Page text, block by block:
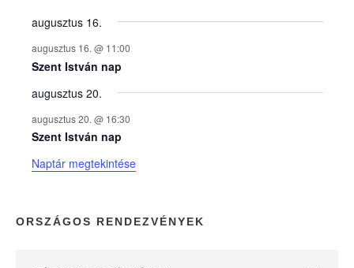
y
e
k
n
a
p
augusztus 16.
augusztus 16. @ 11:00
Szent István nap
augusztus 20.
augusztus 20. @ 16:30
Szent István nap
Naptár megtekintése
ORSZÁGOS RENDEZVÉNYEK